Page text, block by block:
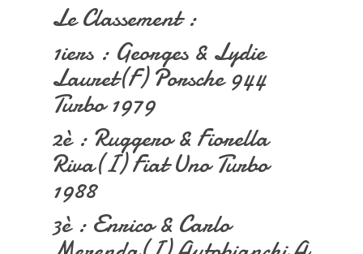
Le Classement :
1iers : Georges & Lydie
Lauret(F) Porsche 944
Turbo 1979
2è : Ruggero & Fiorella
Riva(I) Fiat Uno Turbo
1988
3è : Enrico & Carlo